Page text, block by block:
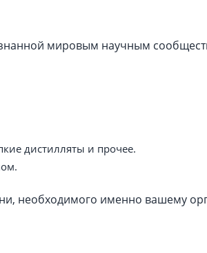
мировым научным
дистилляты и прочее.
необходимого именно вашему